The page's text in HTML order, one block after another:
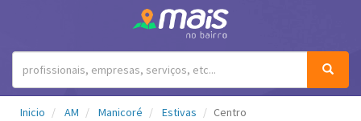
Inicio AM Manicoré Estivas Centro